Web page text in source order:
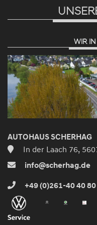
WIR
AUTOHAUS SCHERHAG
In der Laach 76,
info@scherhag.de
+49 (0)261-40 40 80